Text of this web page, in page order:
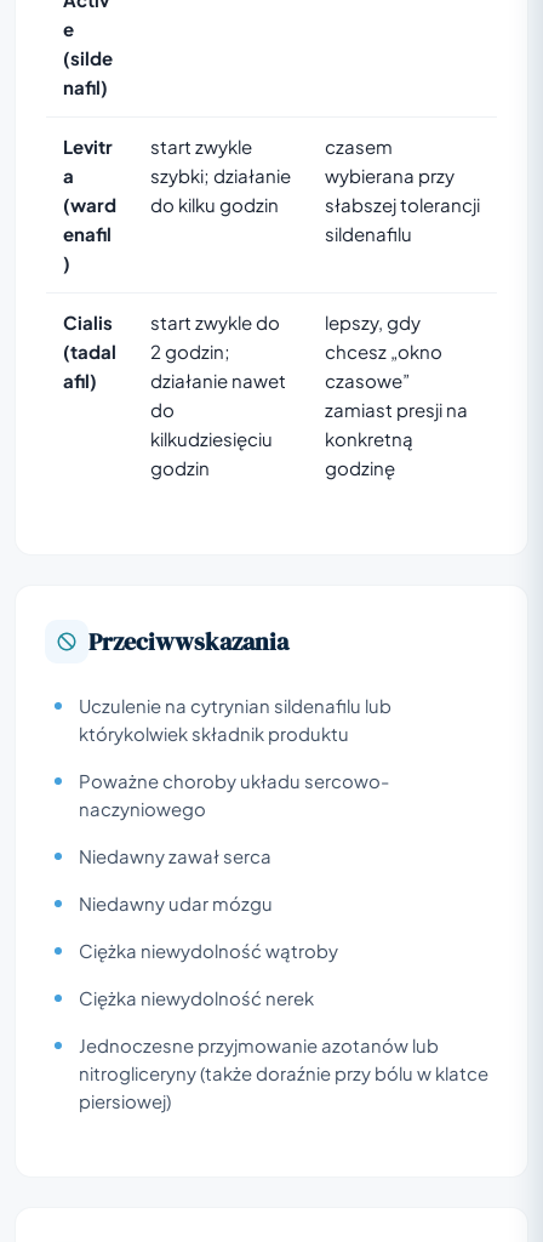
e
(silde
nafil)
Levitr
a
(ward
enafil
)
start zwykle
szybki; działanie
do kilku godzin
czasem
wybierana przy
słabszej tolerancji
sildenafilu
Cialis
(tadal
afil)
start zwykle do
2 godzin;
działanie nawet
do
kilkudziesięciu
godzin
lepszy, gdy
chcesz „okno
czasowe”
zamiast presji na
konkretną
godzinę
Przeciwwskazania
Uczulenie na cytrynian sildenafilu lub
którykolwiek składnik produktu
Poważne choroby układu sercowo-
naczyniowego
Niedawny zawał serca
Niedawny udar mózgu
Ciężka niewydolność wątroby
Ciężka niewydolność nerek
Jednoczesne przyjmowanie azotanów lub
nitrogliceryny (także doraźnie przy bólu w klatce
piersiowej)